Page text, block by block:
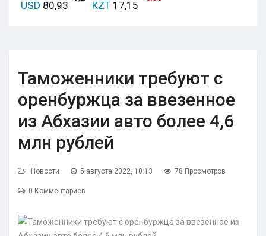
USD 80,93 KZT 17,15
Таможенники требуют с
оренбуржца за ввезенное
из Абхазии авто более 4,6
млн рублей
Новости 5 августа 2022, 10:13 78 Просмотров
0 Комментариев